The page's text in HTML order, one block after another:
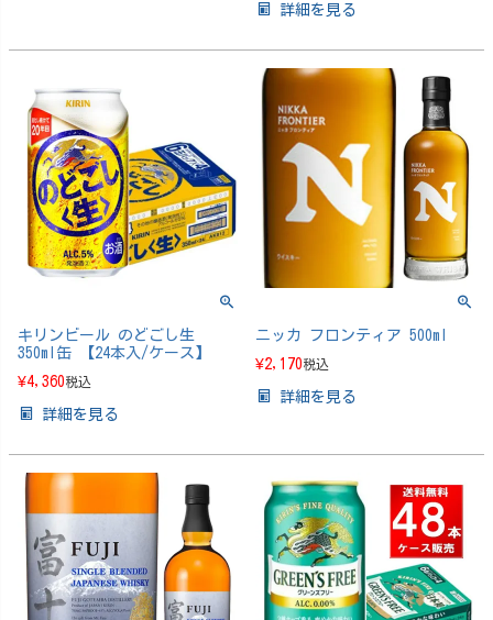
詳細を見る
キリンビール のどごし生
350ml缶 【24本入/ケース】
¥4,360税込
詳細を見る
ニッカ フロンティア 500ml
¥2,170税込
詳細を見る